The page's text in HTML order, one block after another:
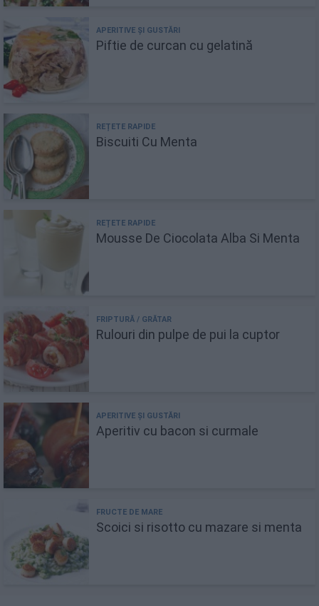
Piftie de curcan cu gelatină
Biscuiti Cu Menta
Mousse De Ciocolata Alba Si Menta
Rulouri din pulpe de pui la cuptor
Aperitiv cu bacon si curmale
Scoici si risotto cu mazare si menta